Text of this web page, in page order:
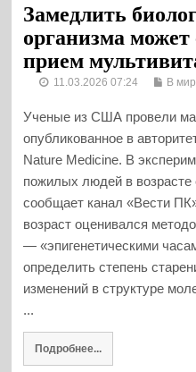
Замедлить
организма
прием
11.03.2026 07:24 В
Ученые из США провели
опубликованное в
Nature Medicine. В
пожилых людей в возрасте
сообщает канал «Вести
возраст оценивался
— «эпигенетическими
определить степень
изменений в структуре
...
Подробнее...